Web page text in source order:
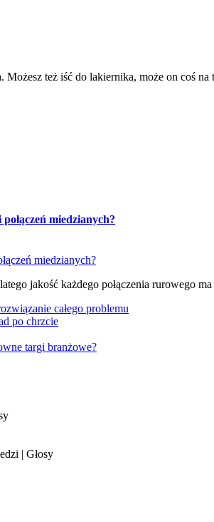
Możesz też iść do lakiernika, może on coś na
miedzianych?
jakość każdego połączenia rurowego
całego problemu
po chrzcie
targi branżowe?
| Głosy